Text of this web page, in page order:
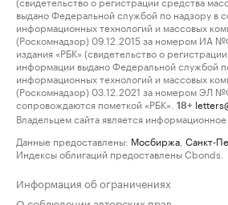
выдано Федеральной службой по надзору в
информационных технологий и массовых
(Роскомнадзор) 09.12.2015 за номером ИА
издания «РБК» (свидетельство о
информации выдано Федеральной службой
информационных технологий и массовых
(Роскомнадзор) 03.12.2021 за номером ЭЛ
сопровождаются пометкой «РБК».
18+
Владельцем сайта является информационное
Данные предоставлены: Мосбиржа Санкт-
Индексы облигаций предоставлены Cbonds.
Информация об ограничениях